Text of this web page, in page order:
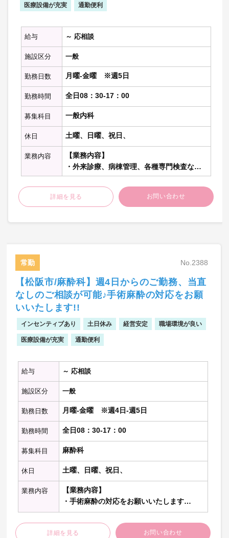
医療設備が充実 通勤便利
給与 ～ 応相談
施設区分 一般
勤務日数 月曜-金曜 ※週5日
勤務時間 全日08：30-17：00
募集科目 一般内科
休日 土曜、日曜、祝日、
業務内容
【業務内容】
・外来診療、病棟管理、各種専門検査など
をお願いいたします
※詳しい業務内容についてはご相談の上決
定いたします
詳細を見る お問い合わせ
常勤 No.2388
【松阪市/麻酔科】週4日からのご勤務、当直
なしのご相談が可能♪手術麻酔の対応をお願
いいたします!!
インセンティブあり 土日休み 経営安定 職場環境が良い
医療設備が充実 通勤便利
給与 ～ 応相談
施設区分 一般
勤務日数 月曜-金曜 ※週4日-週5日
勤務時間 全日08：30-17：00
募集科目 麻酔科
休日 土曜、日曜、祝日、
業務内容
【業務内容】
・手術麻酔の対応をお願いいたします
※詳しい業務内容についてはご相談の上決
定いたします
詳細を見る お問い合わせ